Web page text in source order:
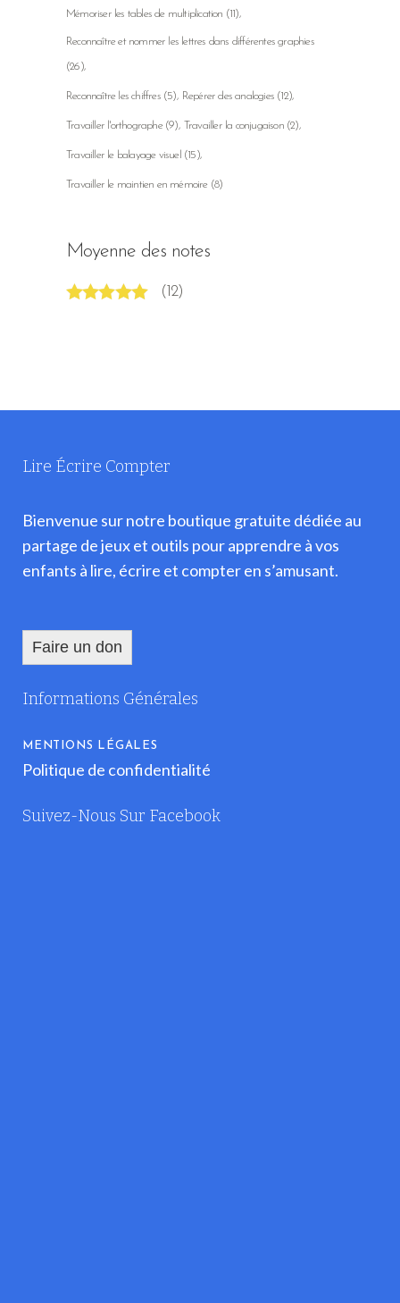
Mémoriser les tables de multiplication (11)
Reconnaître et nommer les lettres dans différentes graphies
(26)
Reconnaître les chiffres(5) Repérer des analogies (12)
Travailler l'orthographe(9) Travailler la conjugaison(2)
Travailler le balayage visuel (15)
Travailler le maintien en mémoire(8)
Moyenne des notes
(12)
Lire Écrire Compter
Bienvenue sur notre boutique gratuite dédiée au
partage de jeux et outils pour apprendre à vos
enfants à lire, écrire et compter en s’amusant.
Faire un don
Informations Générales
MENTIONS LÉGALES
Politique de confidentialité
Suivez-Nous Sur Facebook